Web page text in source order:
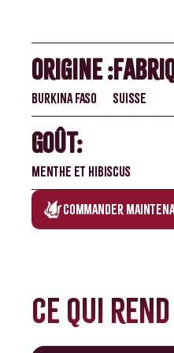
Origine :
Burkina Faso Suisse
Goût:
Menthe et hibiscus
Commander
Ce qui